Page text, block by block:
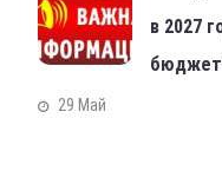
в 2027
29 Май